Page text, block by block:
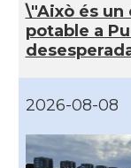
\"Això és un
potable a
2026-08-08